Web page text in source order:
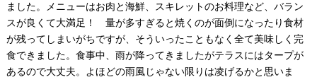
ました。メニューはお肉と海鮮、スキレットのお料理など、バラン
スが良くて大満足！ 量が多すぎると焼くのが面倒になったり食材
が残ってしまいがちですが、そういったこともなく全て美味しく完
食できました。食事中、雨が降ってきましたがテラスにはタープが
あるので大丈夫。よほどの雨風じゃない限りは凌げるかと思いま